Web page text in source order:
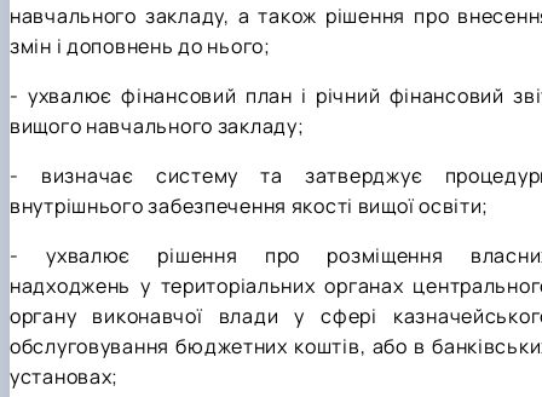
навчального закладу, а також рішення про
змін і доповнень до нього;
- ухвалює фінансовий план і річний фінансовий
вищого навчального закладу;
- визначає систему та затверджує
внутрішнього забезпечення якості вищої освіти;
- ухвалює рішення про розміщення
надходжень у територіальних органах
органу виконавчої влади у сфері
обслуговування бюджетних коштів, або в
установах;